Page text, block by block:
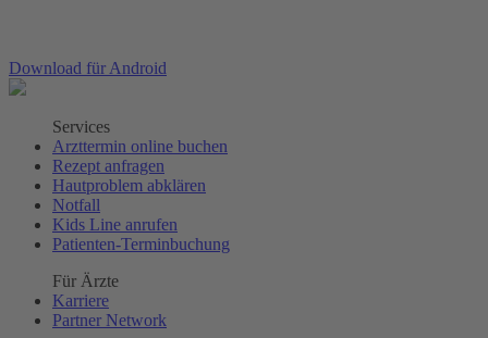
Download für Android
Services
Arzttermin online buchen
Rezept anfragen
Hautproblem abklären
Notfall
Kids Line anrufen
Patienten-Terminbuchung
Für Ärzte
Karriere
Partner Network